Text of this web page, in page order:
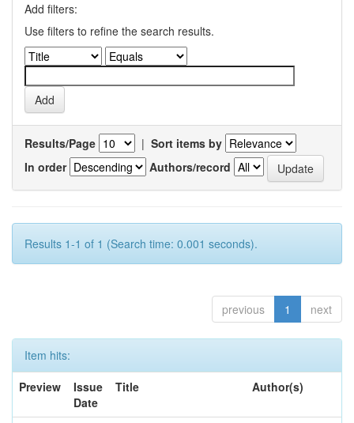
Add filters:
Use filters to refine the search results.
Results/Page | Sort items by
In order
Authors/record
Results 1-1 of 1 (Search time: 0.001 seconds).
previous 1 next
Item hits:
Preview
Issue
Date
Title Author(s)